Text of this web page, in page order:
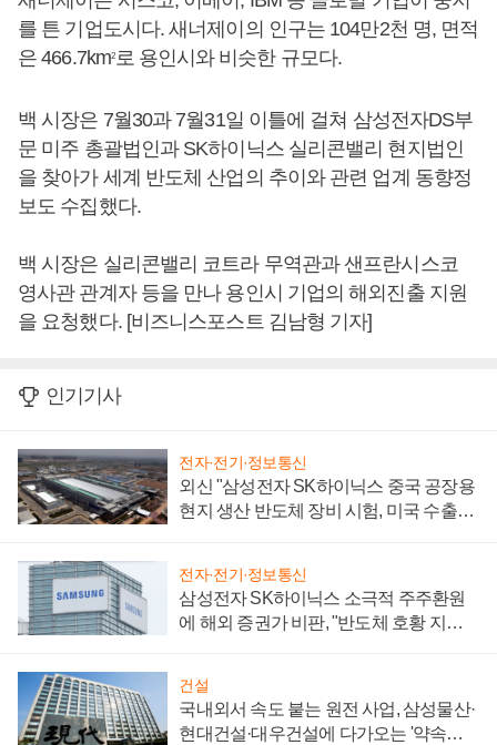
를 튼 기업도시다. 새너제이의 인구는 104만2천 명, 면적
은 466.7km2로 용인시와 비슷한 규모다.
백 시장은 7월30과 7월31일 이틀에 걸쳐 삼성전자DS부
문 미주 총괄법인과 SK하이닉스 실리콘밸리 현지법인
을 찾아가 세계 반도체 산업의 추이와 관련 업계 동향정
보도 수집했다.
백 시장은 실리콘밸리 코트라 무역관과 샌프란시스코
영사관 관계자 등을 만나 용인시 기업의 해외진출 지원
을 요청했다. [비즈니스포스트 김남형 기자]
인기기사
전자·전기·정보통신
외신 "삼성전자 SK하이닉스 중국 공장용
현지 생산 반도체 장비 시험, 미국 수출통
전자·전기·정보통신
삼성전자 SK하이닉스 소극적 주주환원
에 해외 증권가 비판, "반도체 호황 지속
건설
국내외서 속도 붙는 원전 사업, 삼성물산·
현대건설·대우건설에 다가오는 '약속의